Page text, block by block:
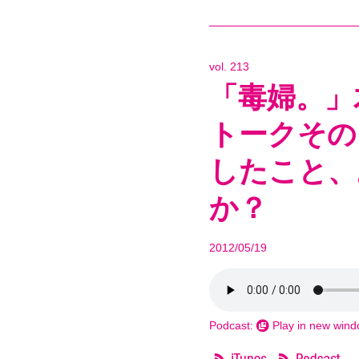
vol. 213
「毒婦。
トークそ
したこと
か？
2012/05/19
Podcast: Play in new